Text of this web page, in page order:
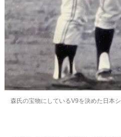
森氏の宝物にしているV9を決めた日本